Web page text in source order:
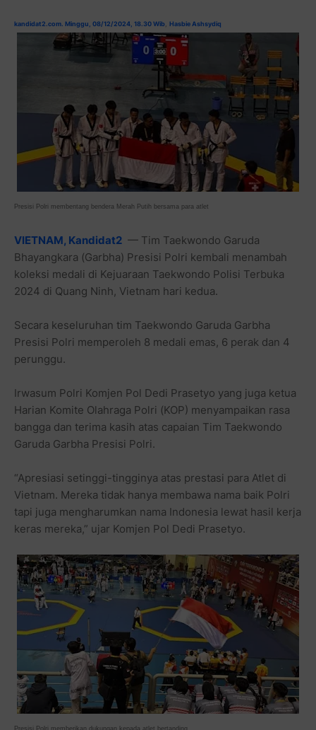
kandidat2.com. Minggu, 08/12/2024, 18.30 Wib Hasbie Ashsydiq
Presisi Polri membentang bendera Merah Putih bersama para atlet
VIETNAM, Kandidat2 — Tim Taekwondo Garuda
Bhayangkara (Garbha) Presisi Polri kembali menambah
koleksi medali di Kejuaraan Taekwondo Polisi Terbuka
2024 di Quang Ninh, Vietnam hari kedua.
Secara keseluruhan tim Taekwondo Garuda Garbha
Presisi Polri memperoleh 8 medali emas, 6 perak dan 4
perunggu.
Irwasum Polri Komjen Pol Dedi Prasetyo yang juga ketua
Harian Komite Olahraga Polri (KOP) menyampaikan rasa
bangga dan terima kasih atas capaian Tim Taekwondo
Garuda Garbha Presisi Polri.
“Apresiasi setinggi-tingginya atas prestasi para Atlet di
Vietnam. Mereka tidak hanya membawa nama baik Polri
tapi juga mengharumkan nama Indonesia lewat hasil kerja
keras mereka,” ujar Komjen Pol Dedi Prasetyo.
Presisi Polri memberikan dukungan kepada atlet bertanding